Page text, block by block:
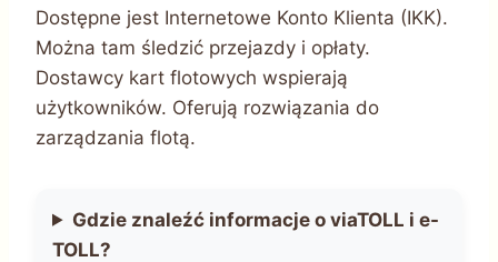
Dostępne jest Internetowe Konto Klienta (IKK).
Można tam śledzić przejazdy i opłaty.
Dostawcy kart flotowych wspierają
użytkowników. Oferują rozwiązania do
zarządzania flotą.
Gdzie znaleźć informacje o viaTOLL i e-
TOLL?